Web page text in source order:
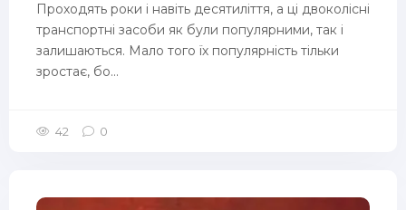
Проходять роки і навіть десятиліття, а ці двоколісні
транспортні засоби як були популярними, так і
залишаються. Мало того їх популярність тільки
зростає, бо...
42 0